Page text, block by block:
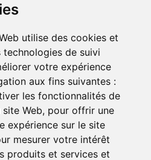
utilise des cookies et
technologies de suivi
votre expérience
aux fins suivantes :
les fonctionnalités de
Web, pour offrir une
expérience sur le site
mesurer votre intérêt
produits et services et